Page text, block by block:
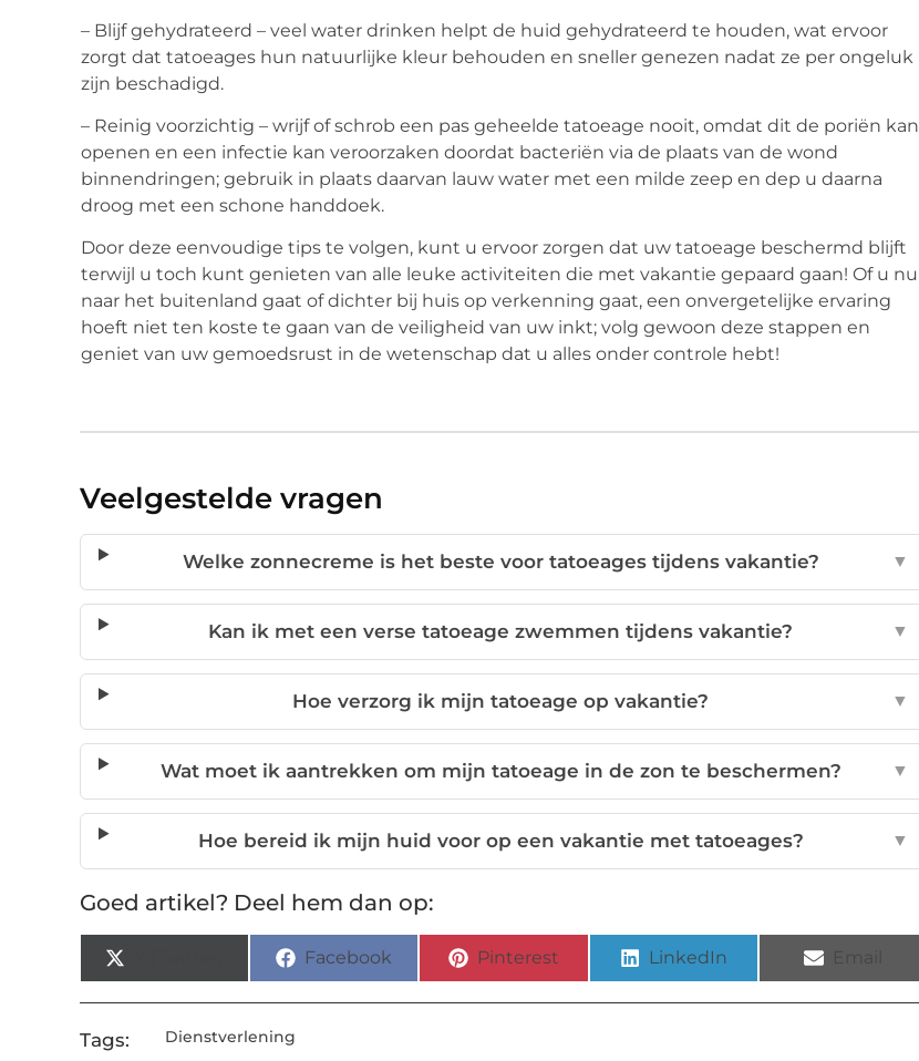
– Blijf gehydrateerd – veel water drinken helpt de huid gehydrateerd te houden, wat ervoor
zorgt dat tatoeages hun natuurlijke kleur behouden en sneller genezen nadat ze per ongeluk
zijn beschadigd.
– Reinig voorzichtig – wrijf of schrob een pas geheelde tatoeage nooit, omdat dit de poriën kan
openen en een infectie kan veroorzaken doordat bacteriën via de plaats van de wond
binnendringen; gebruik in plaats daarvan lauw water met een milde zeep en dep u daarna
droog met een schone handdoek.
Door deze eenvoudige tips te volgen, kunt u ervoor zorgen dat uw tatoeage beschermd blijft
terwijl u toch kunt genieten van alle leuke activiteiten die met vakantie gepaard gaan! Of u nu
naar het buitenland gaat of dichter bij huis op verkenning gaat, een onvergetelijke ervaring
hoeft niet ten koste te gaan van de veiligheid van uw inkt; volg gewoon deze stappen en
geniet van uw gemoedsrust in de wetenschap dat u alles onder controle hebt!
Veelgestelde vragen
Welke zonnecreme is het beste voor tatoeages tijdens vakantie? ▼
Kan ik met een verse tatoeage zwemmen tijdens vakantie? ▼
Hoe verzorg ik mijn tatoeage op vakantie? ▼
Wat moet ik aantrekken om mijn tatoeage in de zon te beschermen? ▼
Hoe bereid ik mijn huid voor op een vakantie met tatoeages? ▼
Goed artikel? Deel hem dan op:
Facebook Pinterest LinkedIn
Tags: Dienstverlening